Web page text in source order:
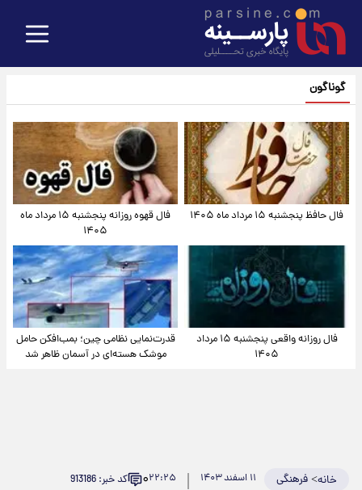
گوناگون
فال حافظ پنجشنبه ۱۵ مرداد ماه ۱۴۰۵
فال قهوه روزانه پنجشنبه ۱۵ مرداد ماه
۱۴۰۵
فال روزانه واقعی پنجشنبه ۱۵ مرداد
۱۴۰۵
قدرت‌نمایی نظامی چین؛ بمب‌افکن حامل
موشک هسته‌ای در آسمان ظاهر شد
خانه>فرهنگی ۱۱ اسفند ۱۴۰۳ ۲۲:۲۵۰ کد خبر: 913186